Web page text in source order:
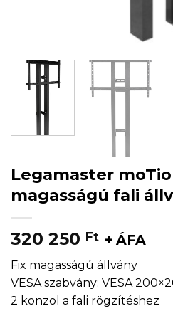
Legamaster
magasságú fali
320 250 Ft + ÁFA
Fix magasságú állvány
VESA szabvány: VESA
2 konzol a fali rögzítéshez